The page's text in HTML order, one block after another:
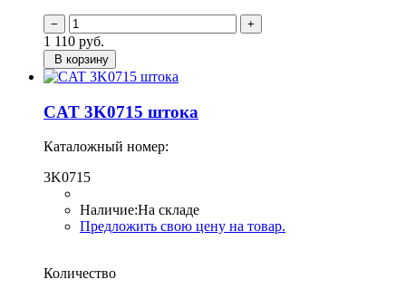
1 110 руб.
В корзину
CAT 3K0715 штока
Каталожный номер:
3K0715
Наличие:На складе
Предложить свою цену на товар.
Количество